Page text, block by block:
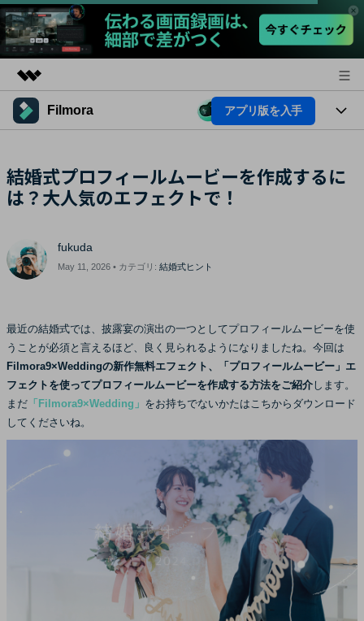
製品
概要
ソリューション
企業情報
サポート
Filmora アプリ版を入手
プラットフォーム
AI機能
AIヒント
Filmoraのユーザー層
動画編集関連知識
サポート
カスタマーサポート
ブランド紹介
購入する ログイン
検索
結婚式プロフィールムービーを作成するに
は？大人気のエフェクトで！
fukuda
May 11, 2026 • カテゴリ: 結婚式ヒント
最近の結婚式では、披露宴の演出の一つとしてプロフィールムービーを使
うことが必須と言えるほど、良く見られるようになりましたね。今回は
Filmora9×Weddingの新作無料エフェクト、「プロフィールムービー」エ
フェクトを使ってプロフィールムービーを作成する方法をご紹介 します。
まだ 「Filmora9×Wedding」 をお持ちでないかたはこちからダウンロード
してくださいね。